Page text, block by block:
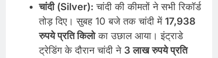
चांदी (Silver): चांदी की कीमतों ने सभी रिकॉर्ड
तोड़ दिए। सुबह 10 बजे तक चांदी में 17,938
रुपये प्रति किलोका उछाल आया। इंट्राडे
ट्रेडिंग के दौरान चांदी ने 3 लाख रुपये प्रति